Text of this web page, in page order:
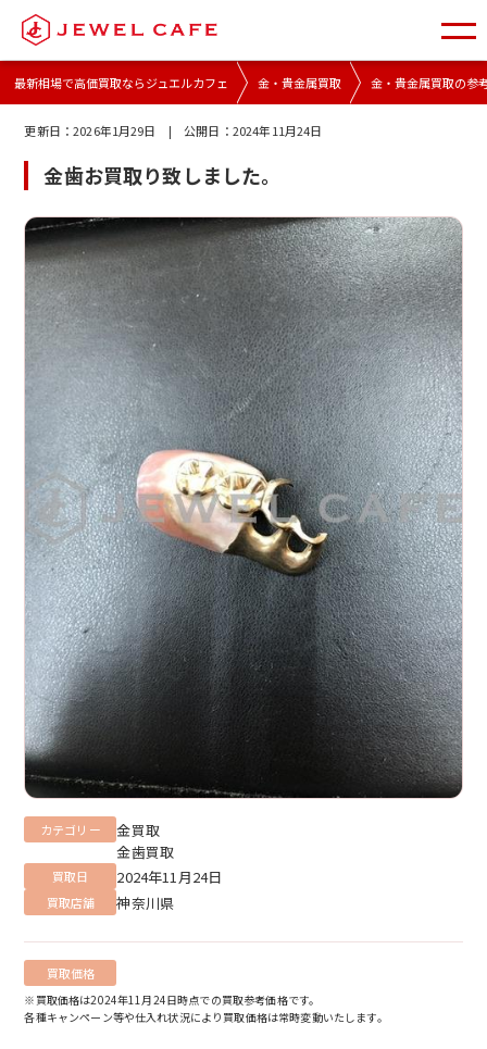
最新相場で高価買取ならジュエルカフェ 金・貴金属買取 金・貴金属買取の参
更新日：2026年1月29日 | 公開日： 2024年11月24日
金歯お買取り致しました。
カテゴリー
金買取
金歯買取
買取日 2024年11月24日
買取店舗 神奈川県
買取価格
※買取価格は2024年11月24日時点での買取参考価格です。
各種キャンペーン等や仕入れ状況により買取価格は常時変動いたします。